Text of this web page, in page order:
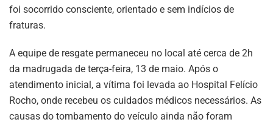
foi socorrido consciente, orientado e sem indícios de
fraturas.
A equipe de resgate permaneceu no local até cerca de 2h
da madrugada de terça-feira, 13 de maio. Após o
atendimento inicial, a vítima foi levada ao Hospital Felício
Rocho, onde recebeu os cuidados médicos necessários. As
causas do tombamento do veículo ainda não foram